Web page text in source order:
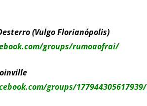
(Vulgo Florianópolis)
groups/rumoaofrai/
groups/177944305617939/